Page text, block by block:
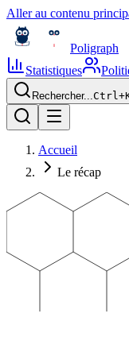
Aller au contenu
Poligraph
Statistiques
Rechercher...Ctrl+
Accueil
Le récap